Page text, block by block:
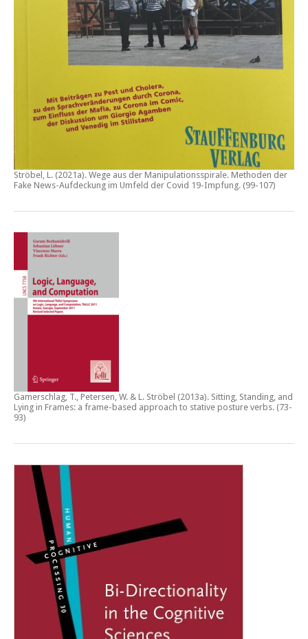
Ströbel, L. (2021a). Wege aus der Manipulationsspirale. Methoden der
Fake News-Aufdeckung im Umfeld der Covid 19-Impfung. (99-107)
Gamerschlag, T., Petersen, W. & L. Ströbel (2013a). Sitting, Standing, and
Lying in Frames: a frame-based approach to stative posture verbs. (73-
93)